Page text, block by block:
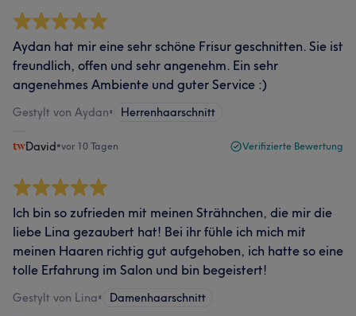
Aydan hat mir eine sehr schöne Frisur geschnitten. Sie ist
freundlich, offen und sehr angenehm. Ein sehr
angenehmes Ambiente und guter Service :)
Gestylt von Aydan• Herrenhaarschnitt
David•vor 10 Tagen Verifizierte Bewertung
Ich bin so zufrieden mit meinen Strähnchen, die mir die
liebe Lina gezaubert hat! Bei ihr fühle ich mich mit
meinen Haaren richtig gut aufgehoben, ich hatte so eine
tolle Erfahrung im Salon und bin begeistert!
Gestylt von Lina• Damenhaarschnitt